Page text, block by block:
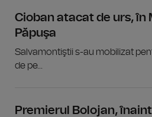
Cioban atacat de urs, în
Păpuşa
Salvamontiştii s-au mobilizat
de pe...
Premierul Bolojan,